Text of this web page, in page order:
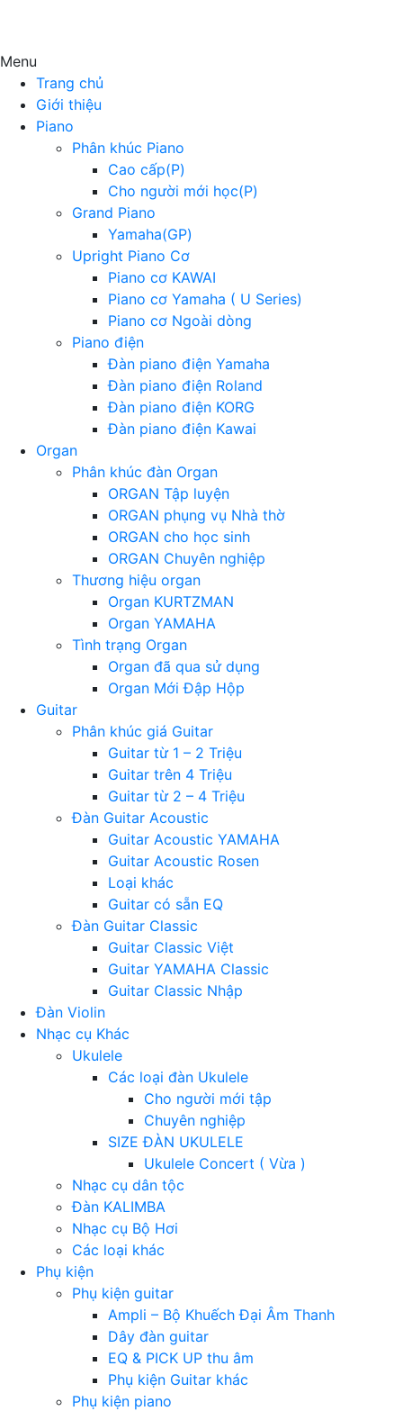
Menu
Trang chủ
Giới thiệu
Piano
Phân khúc Piano
Cao cấp(P)
Cho người mới học(P)
Grand Piano
Yamaha(GP)
Upright Piano Cơ
Piano cơ KAWAI
Piano cơ Yamaha ( U Series)
Piano cơ Ngoài dòng
Piano điện
Đàn piano điện Yamaha
Đàn piano điện Roland
Đàn piano điện KORG
Đàn piano điện Kawai
Organ
Phân khúc đàn Organ
ORGAN Tập luyện
ORGAN phụng vụ Nhà thờ
ORGAN cho học sinh
ORGAN Chuyên nghiệp
Thương hiệu organ
Organ KURTZMAN
Organ YAMAHA
Tình trạng Organ
Organ đã qua sử dụng
Organ Mới Đập Hộp
Guitar
Phân khúc giá Guitar
Guitar từ 1 – 2 Triệu
Guitar trên 4 Triệu
Guitar từ 2 – 4 Triệu
Đàn Guitar Acoustic
Guitar Acoustic YAMAHA
Guitar Acoustic Rosen
Loại khác
Guitar có sẵn EQ
Đàn Guitar Classic
Guitar Classic Việt
Guitar YAMAHA Classic
Guitar Classic Nhập
Đàn Violin
Nhạc cụ Khác
Ukulele
Các loại đàn Ukulele
Cho người mới tập
Chuyên nghiệp
SIZE ĐÀN UKULELE
Ukulele Concert ( Vừa )
Nhạc cụ dân tộc
Đàn KALIMBA
Nhạc cụ Bộ Hơi
Các loại khác
Phụ kiện
Phụ kiện guitar
Ampli – Bộ Khuếch Đại Âm Thanh
Dây đàn guitar
EQ & PICK UP thu âm
Phụ kiện Guitar khác
Phụ kiện piano